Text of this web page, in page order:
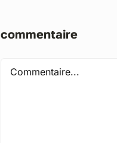
commentaire
Comment